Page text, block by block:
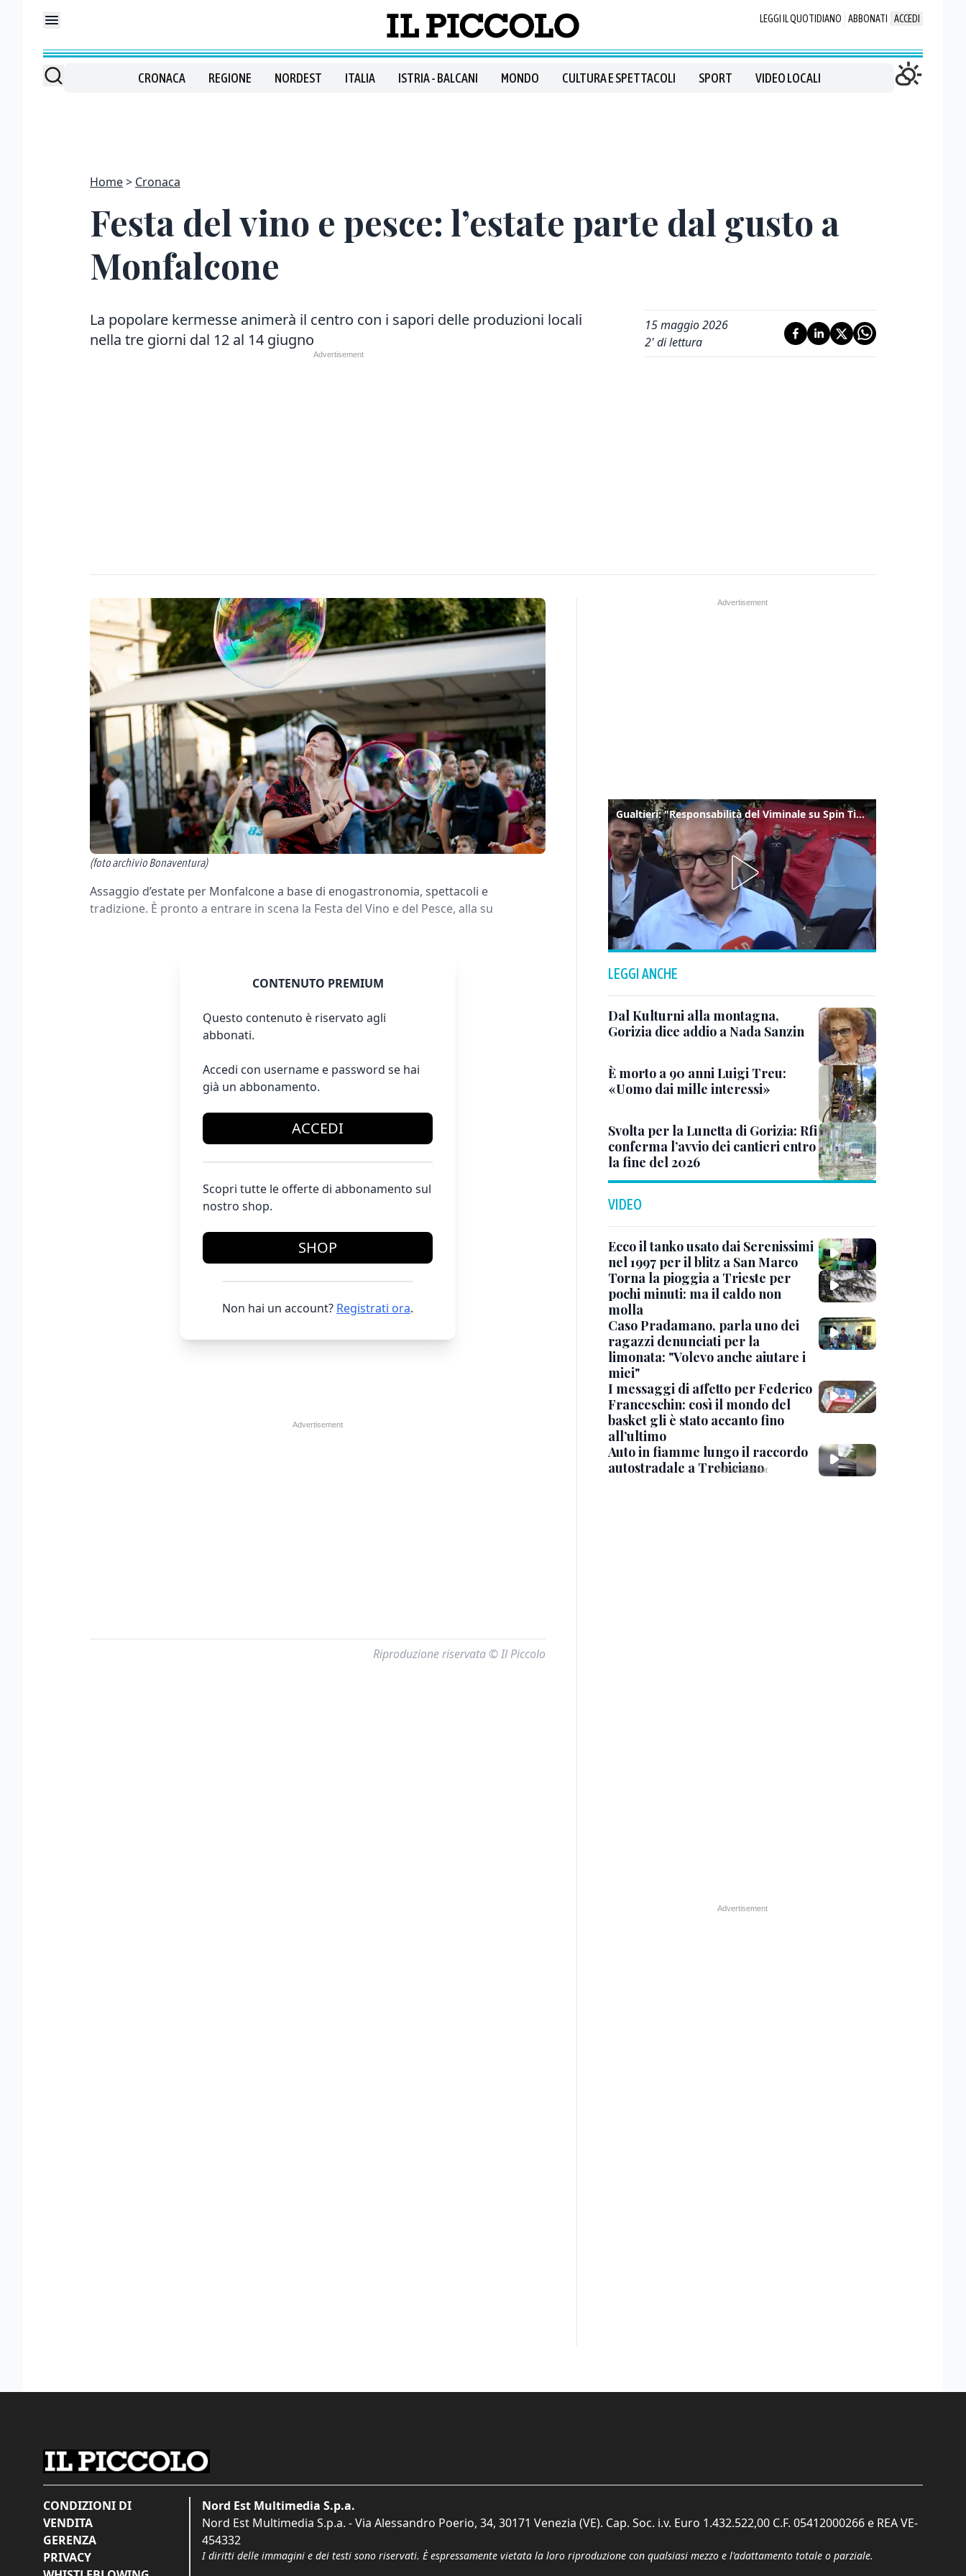
LEGGI IL QUOTIDIANO ABBONATI ACCEDI
CRONACA REGIONE NORDEST ITALIA ISTRIA - BALCANI MONDO CULTURA E SPETTACOLI SPORT VIDEO LOCALI
Home Cronaca
Festa del vino e pesce: l’estate parte dal gusto a
Monfalcone
La popolare kermesse animerà il centro con i sapori delle produzioni locali
nella tre giorni dal 12 al 14 giugno
15 maggio 2026
2' di lettura
(foto archivio Bonaventura)
Assaggio d’estate per Monfalcone a base di enogastronomia, spettacoli e
tradizione. È pronto a entrare in scena la Festa del Vino e del Pesce, alla su
CONTENUTO PREMIUM
Questo contenuto è riservato agli
abbonati.
Accedi con username e password se hai
già un abbonamento.
ACCEDI
Scopri tutte le offerte di abbonamento sul
nostro shop.
SHOP
Non hai un account? Registrati ora.
Riproduzione riservata © Il Piccolo
Gualtieri: "Responsabilità del Viminale su Spin Time? La posizione dei partiti è nota"
LEGGI ANCHE
Dal Kulturni alla montagna,
Gorizia dice addio a Nada Sanzin
È morto a 90 anni Luigi Treu:
«Uomo dai mille interessi»
Svolta per la Lunetta di Gorizia: Rfi
conferma l’avvio dei cantieri entro
la fine del 2026
VIDEO
Ecco il tanko usato dai Serenissimi
nel 1997 per il blitz a San Marco
Torna la pioggia a Trieste per
pochi minuti: ma il caldo non
molla
Caso Pradamano, parla uno dei
ragazzi denunciati per la
limonata: "Volevo anche aiutare i
miei"
I messaggi di affetto per Federico
Franceschin: così il mondo del
basket gli è stato accanto fino
all’ultimo
Auto in fiamme lungo il raccordo
autostradale a Trebiciano
CONDIZIONI DI
VENDITA
GERENZA
PRIVACY
Nord Est Multimedia S.p.a.
Nord Est Multimedia S.p.a. - Via Alessandro Poerio, 34, 30171 Venezia (VE). Cap. Soc. i.v. Euro 1.432.522,00 C.F. 05412000266 e REA VE-
454332
I diritti delle immagini e dei testi sono riservati. È espressamente vietata la loro riproduzione con qualsiasi mezzo e l'adattamento totale o parziale.